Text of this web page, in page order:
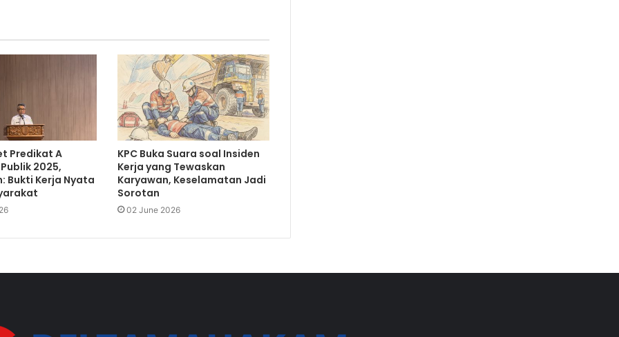
Predikat A
2025,
Bukti Kerja Nyata
KPC Buka Suara soal Insiden
Kerja yang Tewaskan
Karyawan, Keselamatan Jadi
Sorotan
02 June 2026